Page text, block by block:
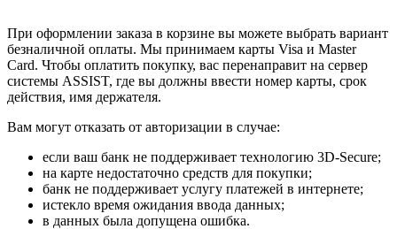
При оформлении заказа в корзине вы можете выбрать вариант
безналичной оплаты. Мы принимаем карты Visa и Master
Card. Чтобы оплатить покупку, вас перенаправит на сервер
системы ASSIST, где вы должны ввести номер карты, срок
действия, имя держателя.
Вам могут отказать от авторизации в случае:
если ваш банк не поддерживает технологию 3D-Secure;
на карте недостаточно средств для покупки;
банк не поддерживает услугу платежей в интернете;
истекло время ожидания ввода данных;
в данных была допущена ошибка.